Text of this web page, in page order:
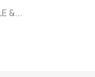
&...